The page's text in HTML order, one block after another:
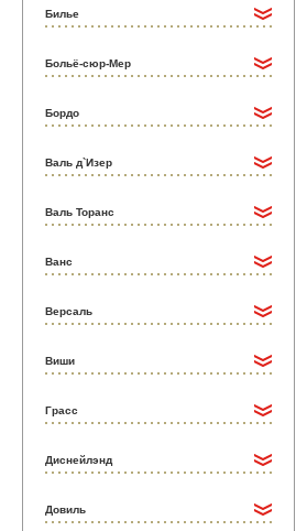
Билье
Больё-сюр-Мер
Бордо
Валь д`Изер
Валь Торанс
Ванс
Версаль
Виши
Грасс
Диснейлэнд
Довиль